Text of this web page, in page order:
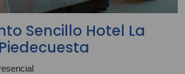
Sencillo Hotel La